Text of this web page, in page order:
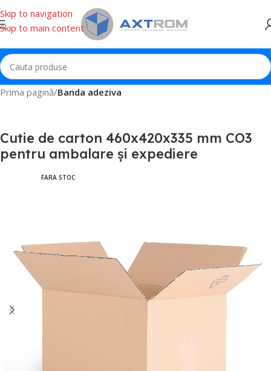
Skip to navigation
Skip to main content
Prima pagină Banda adeziva
Cutie de carton 460x420x335 mm CO3
pentru ambalare și expediere
FARA STOC